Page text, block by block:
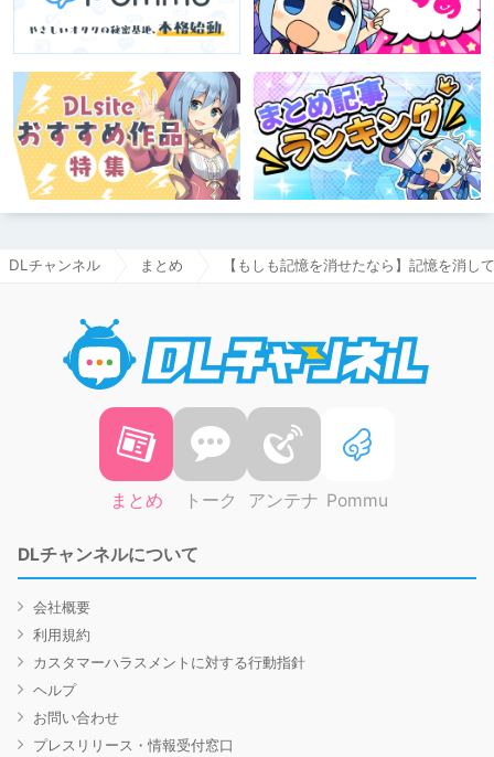
DLチャンネル まとめ 【もしも記憶を消せたなら】記憶を消し
まとめ トーク アンテナ Pommu
DLチャンネルについて
会社概要
利用規約
カスタマーハラスメントに対する行動指針
ヘルプ
お問い合わせ
プレスリリース・情報受付窓口